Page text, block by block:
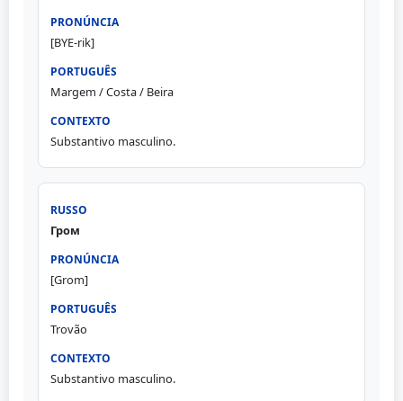
[BYE-rik]
Margem / Costa / Beira
Substantivo masculino.
Гром
[Grom]
Trovão
Substantivo masculino.